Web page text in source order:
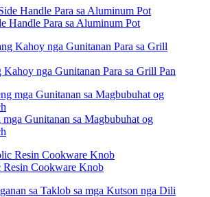
Handle Para sa Aluminum Pot
Kahoy nga Gunitanan Para sa Grill Pan
Gunitanan sa Magbubuhat og
Resin Cookware Knob